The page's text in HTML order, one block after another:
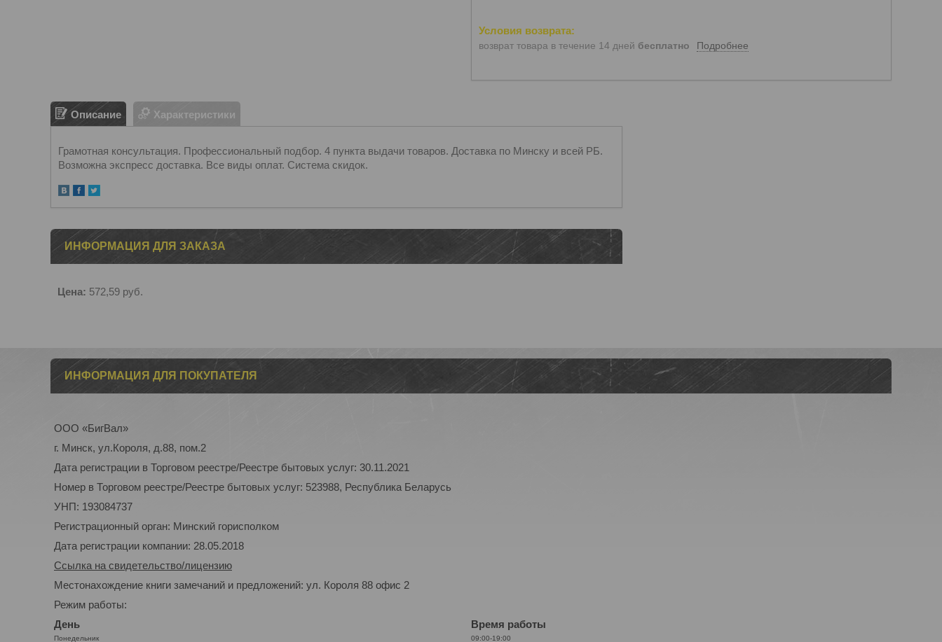
возврат товара в течение 14 дней бесплатно Подробнее
Описание Характеристики
Грамотная консультация. Профессиональный подбор. 4 пункта выдачи товаров. Доставка по Минску и всей РБ.
Возможна экспресс доставка. Все виды оплат. Система скидок.
ИНФОРМАЦИЯ ДЛЯ ЗАКАЗА
Цена: 572,59 руб.
ИНФОРМАЦИЯ ДЛЯ ПОКУПАТЕЛЯ
ООО «БигВал»
г. Минск, ул.Короля, д.88, пом.2
Дата регистрации в Торговом реестре/Реестре бытовых услуг: 30.11.2021
Номер в Торговом реестре/Реестре бытовых услуг: 523988, Республика Беларусь
УНП: 193084737
Регистрационный орган: Минский горисполком
Дата регистрации компании: 28.05.2018
Ссылка на свидетельство/лицензию
Местонахождение книги замечаний и предложений: ул. Короля 88 офис 2
Режим работы:
День
Время работы
Понедельник 09:00-19:00